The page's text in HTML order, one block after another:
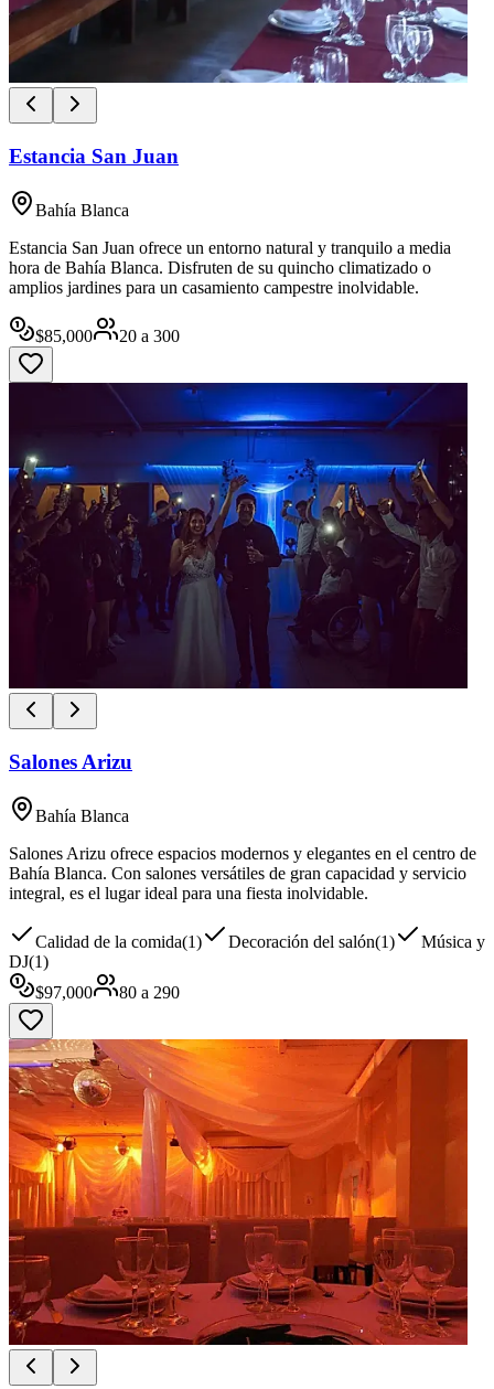
Estancia San Juan
Bahía Blanca
Estancia San Juan ofrece un entorno natural y tranquilo a media
hora de Bahía Blanca. Disfruten de su quincho climatizado o
amplios jardines para un casamiento campestre inolvidable.
$85,000 20 a 300
Salones Arizu
Bahía Blanca
Salones Arizu ofrece espacios modernos y elegantes en el centro de
Bahía Blanca. Con salones versátiles de gran capacidad y servicio
integral, es el lugar ideal para una fiesta inolvidable.
Calidad de la comida(1) Decoración del salón(1)
Música y
DJ(1)
$97,000 80 a 290